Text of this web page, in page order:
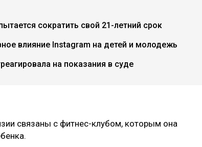
сократить свой 21-летний срок
влияние Instagram на детей и молодежь
на показания в суде
связаны с фитнес-клубом, которым она